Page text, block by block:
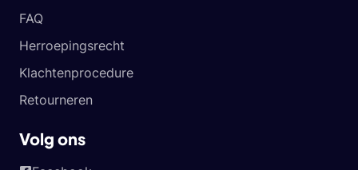
FAQ
Herroepingsrecht
Klachtenprocedure
Retourneren
Volg ons